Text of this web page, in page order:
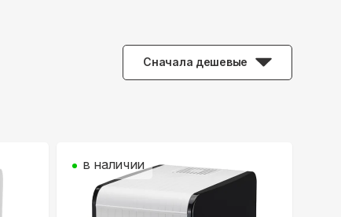
Сначала дешевые
в наличии